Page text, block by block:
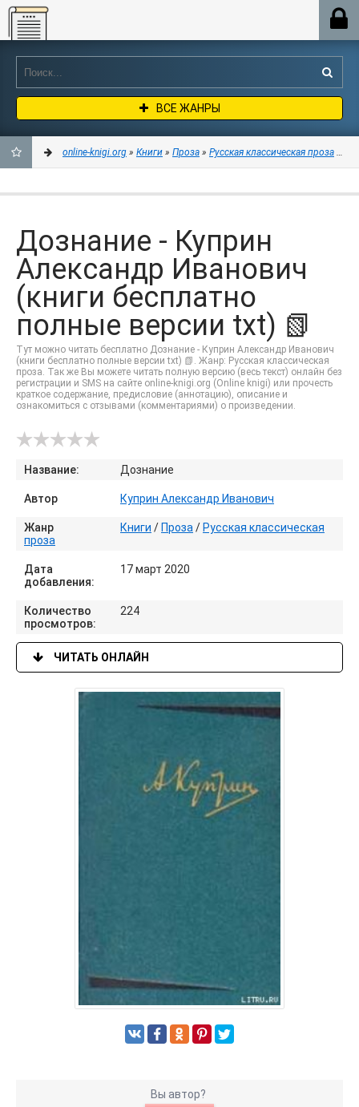
Online-knigi.org
ВСЕ ЖАНРЫ
ЗАКЛАДКИ
online-knigi.org » Книги » Проза » Русская классическая проза »
Дознание - Куприн
Александр Иванович
(книги бесплатно
полные версии txt) 📗
Тут можно читать бесплатно Дознание - Куприн Александр Иванович
(книги бесплатно полные версии txt) 📗. Жанр: Русская классическая
проза. Так же Вы можете читать полную версию (весь текст) онлайн без
регистрации и SMS на сайте online-knigi.org (Online knigi) или прочесть
краткое содержание, предисловие (аннотацию), описание и
ознакомиться с отзывами (комментариями) о произведении.
Название: Дознание
Автор Куприн Александр Иванович
Жанр Книги / Проза / Русская классическая
проза
Дата
добавления:
17 март 2020
Количество
просмотров:
224
ЧИТАТЬ ОНЛАЙН
Вы автор?